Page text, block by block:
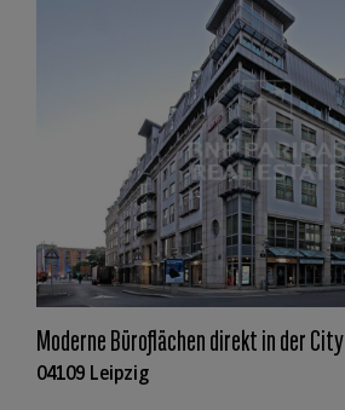
Moderne Büroflächen direkt in der City
04109 Leipzig